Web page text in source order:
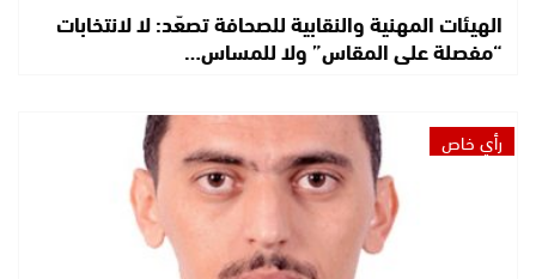
الهيئات المهنية والنقابية للصحافة تصعّد: لا لانتخابات
“مفصلة على المقاس” ولا للمساس…
رأي خاص